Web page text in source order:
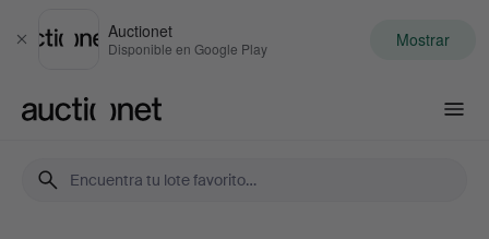
Cerrar
Auctionet
Disponible en Google Play Mostrar